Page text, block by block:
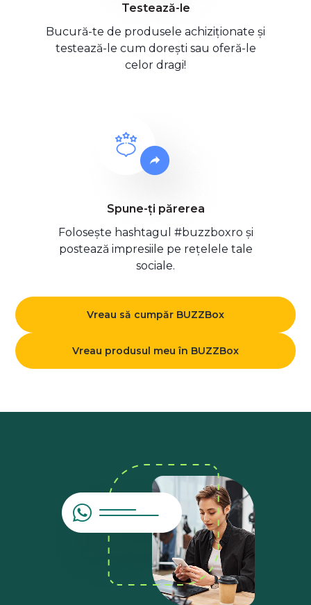
Testează-le
Bucură-te de produsele achiziționate și
testează-le cum dorești sau oferă-le
celor dragi!
Spune-ți părerea
Folosește hashtagul #buzzboxro și
postează impresiile pe rețelele tale
sociale.
Vreau să cumpăr BUZZBox
Vreau produsul meu în BUZZBox